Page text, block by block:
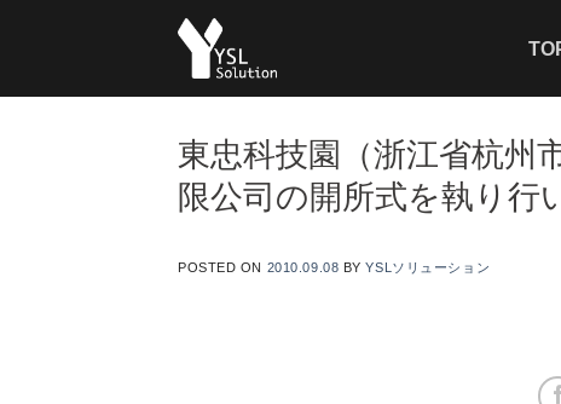
東忠科技園（浙江省杭州
限公司の開所式を執り行
POSTED ON 2010.09.08 BYYSLソリューション